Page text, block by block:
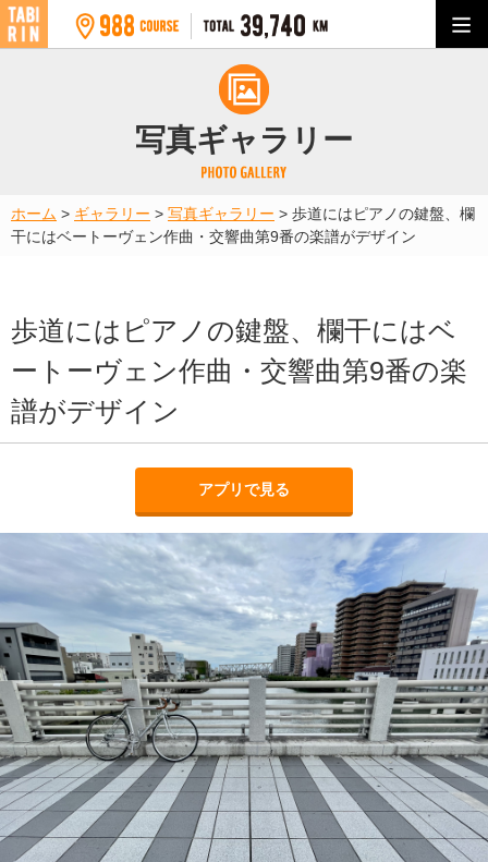
写真ギャラリー
ホーム > ギャラリー > 写真ギャラリー > 歩道にはピアノの鍵盤、欄
干にはベートーヴェン作曲・交響曲第9番の楽譜がデザイン
歩道にはピアノの鍵盤、欄干にはベ
ートーヴェン作曲・交響曲第9番の楽
譜がデザイン
アプリで見る